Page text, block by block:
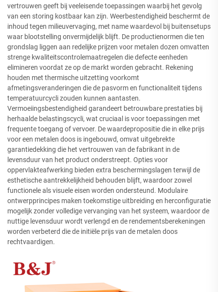
vertrouwen geeft bij veeleisende toepassingen waarbij het gevolg
van een storing kostbaar kan zijn. Weerbestendigheid beschermt de
inhoud tegen milieuvervaging, met name waardevol bij buitensetups
waar blootstelling onvermijdelijk blijft. De productienormen die ten
grondslag liggen aan redelijke prijzen voor metalen dozen omvatten
strenge kwaliteitscontrolemaatregelen die defecte eenheden
elimineren voordat ze op de markt worden gebracht. Rekening
houden met thermische uitzetting voorkomt
afmetingsveranderingen die de pasvorm en functionaliteit tijdens
temperatuurcycli zouden kunnen aantasten.
Vermoeiingsbestendigheid garandeert betrouwbare prestaties bij
herhaalde belastingscycli, wat cruciaal is voor toepassingen met
frequente toegang of vervoer. De waardepropositie die in elke prijs
voor een metalen doos is ingebouwd, omvat uitgebrekte
garantiedekking die het vertrouwen van de fabrikant in de
levensduur van het product onderstreept. Opties voor
oppervlakteafwerking bieden extra beschermingslagen terwijl de
esthetische aantrekkelijkheid behouden blijft, waardoor zowel
functionele als visuele eisen worden ondersteund. Modulaire
ontwerpprincipes maken toekomstige uitbreiding en herconfiguratie
mogelijk zonder volledige vervanging van het systeem, waardoor de
nuttige levensduur wordt verlengd en de rendementsberekeningen
worden verbeterd die de initiële prijs van de metalen doos
rechtvaardigen.